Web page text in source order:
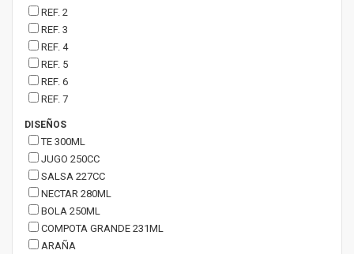
REF. 2
REF. 3
REF. 4
REF. 5
REF. 6
REF. 7
DISEÑOS
TE 300ML
JUGO 250CC
SALSA 227CC
NECTAR 280ML
BOLA 250ML
COMPOTA GRANDE 231ML
ARAÑA